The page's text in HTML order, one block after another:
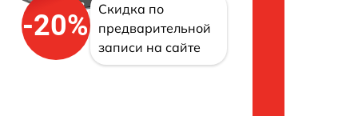
-20%
Скидка по
предварительной
записи на сайте